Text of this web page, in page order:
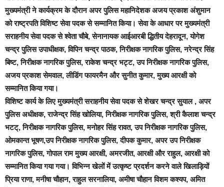
मुख्यमंत्री ने कार्यक्रम के दौरान अपर पुलिस महानिदेशक अजय प्रकाश अंशुमान
को राष्ट्रपति विशिष्ट सेवा पदक से सम्मानित किया। सेवा के आधार पर मुख्यमंत्री
सराहनीय सेवा पदक से श्वेता चौबे, सेनानायक आईआरबी द्धितीय देहरादून, योगेश
चन्द्र पुलिस उपाधीक्षक, विपिन चन्द्र पाठक, निरीक्षक नागरिक पुलिस, नरेन्द्र सिंह
बिष्ट, निरीक्षक नागरिक पुलिस, राकेश चन्द्र भट्ट, उप निरीक्षक नागरिक पुलिस,
अजय प्रकाश सेमवाल, लीडिंग फायरमैन और सुनीत कुमार, मुख्य आरक्षी को
सम्मानित किया गया।
विशिष्ट कार्य के लिए मुख्यमंत्री सराहनीय सेवा पदक से शेखर चन्द्र सुयाल , अपर
पुलिस अधीक्षक, राजेन्द्र सिंह खोलिया, निरीक्षक नागरिक पुलिस, श्री कैलाश चन्द्र
भटट्, निरीक्षक नागरिक पुलिस, मनोहर सिंह रावत, उप निरीक्षक नागरिक पुलिस,
ओमकान्त भूषण,उप निरीक्षक नागरिक पुलिस, दीपक कुमार, अपर उप निरीक्षक
नागरिक पुलिस, गोपाल राम मुख्य आरक्षी, अमरजीत, आरक्षी और राहुल, आरक्षी को
सम्मानित किया गया गया। विभिन्न खेलों में उत्कृष्ट प्रदर्शन करने वाले खिलाड़ियों
प्रिया राणा, मनीषा चौहान, राहुल सरनालिया, अमीषा चौहान विशम कश्यप, अमित